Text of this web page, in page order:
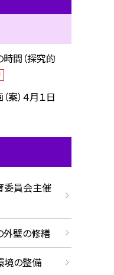
間（探究的
案）４月１日
員会主催
壁の修繕
の整備